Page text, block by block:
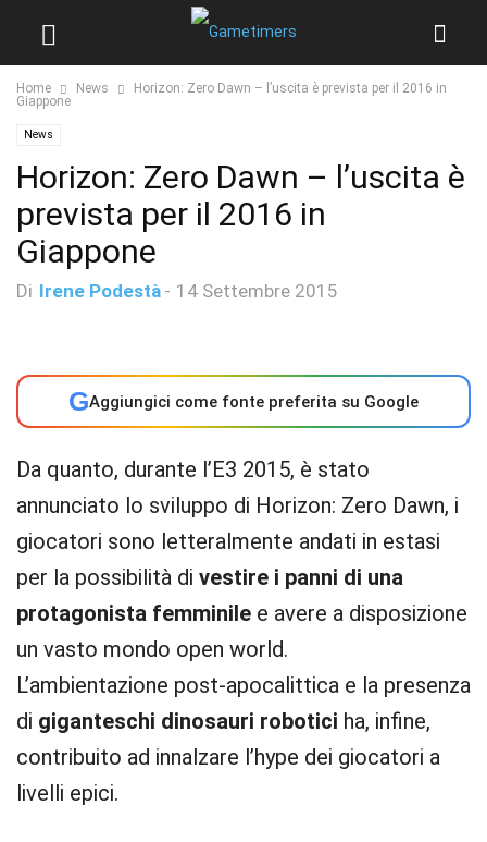
Home News
Horizon: Zero Dawn – l’uscita è prevista per il 2016 in
Giappone
News
Horizon: Zero Dawn – l’uscita è
prevista per il 2016 in
Giappone
Di Irene Podestà - 14 Settembre 2015
GAggiungici come fonte preferita su Google
Da quanto, durante l’E3 2015, è stato
annunciato lo sviluppo di Horizon: Zero Dawn, i
giocatori sono letteralmente andati in estasi
per la possibilità di vestire i panni di una
protagonista femminile e avere a disposizione
un vasto mondo open world.
L’ambientazione post-apocalittica e la presenza
di giganteschi dinosauri robotici ha, infine,
contribuito ad innalzare l’hype dei giocatori a
livelli epici.